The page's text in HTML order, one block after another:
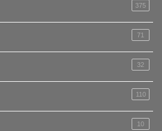
375
71
32
110
10